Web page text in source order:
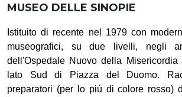
MUSEO DELLE SINOPIE
Istituito di recente nel 1979 con
museografici, su due livelli, negli
dell'Ospedale Nuovo della Misericordia
lato Sud di Piazza del Duomo.
preparatori (per lo più di colore rosso)